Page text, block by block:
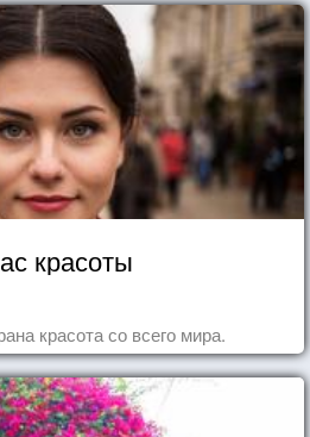
красоты
красота со всего мира.